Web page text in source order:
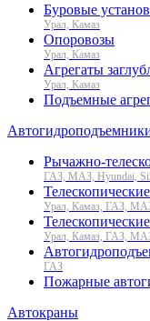
Буровые
Урал, Камаз
Опоровозы
Урал, Камаз
Агрегаты
Урал, Камаз
Подъемные
Рычажно-
ГАЗ, МАЗ, Hyundai,
Урал, Камаз, ГАЗ,
Урал, Камаз, ГАЗ,
ГАЗ
Пожарные
Автокраны